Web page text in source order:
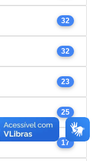
32
32
23
25
17